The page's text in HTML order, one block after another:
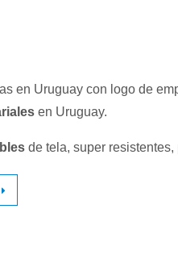
en Uruguay con logo de
en Uruguay.
de tela, super